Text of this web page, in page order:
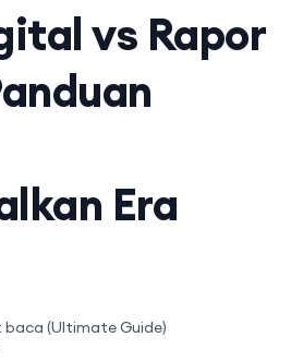
vs Rapor
Era
baca (Ultimate Guide)